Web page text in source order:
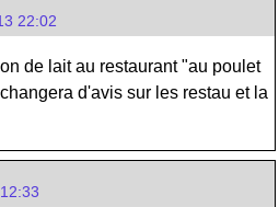
22:02
de lait au restaurant "au poulet
d'avis sur les restau et la